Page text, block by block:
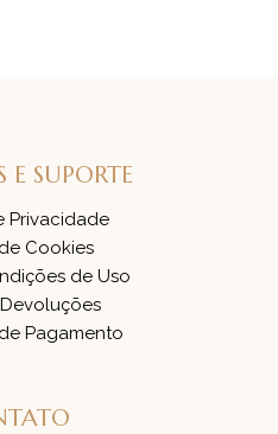
E SUPORTE
Privacidade
Cookies
de Uso
Pagamento